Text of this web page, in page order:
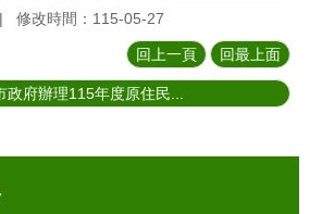
修改時間：115-05-27
回上一頁 回最上面
政府辦理115年度原住民...